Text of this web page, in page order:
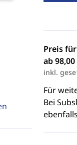
Preis
ab 98,00
inkl.
Für
Bei